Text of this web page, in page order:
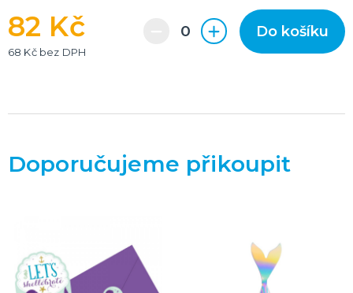
82 Kč
68 Kč bez DPH
Do košíku
Doporučujeme přikoupit